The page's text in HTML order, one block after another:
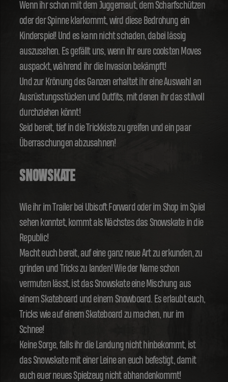
Wenn ihr schon mit dem Juggernaut, dem Scharfschützen
oder der Spinne klarkommt, wird diese Bedrohung ein
Kinderspiel! Und es kann nicht schaden, dabei lässig
auszusehen. Es gefällt uns, wenn ihr eure coolsten Moves
auspackt, während ihr die Invasion bekämpft!
Und zur Krönung des Ganzen erhaltet ihr eine Auswahl an
Ausrüstungsstücken und Outfits, mit denen ihr das stilvoll
durchziehen könnt!
Seid bereit, tief in die Trickkiste zu greifen und ein paar
Überraschungen abzusahnen!
SNOWSKATE
Wie ihr im Trailer bei Ubisoft Forward oder im Shop im Spiel
sehen konntet, kommt als Nächstes das Snowskate in die
Republic!
Macht euch bereit, auf eine ganz neue Art zu erkunden, zu
grinden und Tricks zu landen! Wie der Name schon
vermuten lässt, ist das Snowskate eine Mischung aus
einem Skateboard und einem Snowboard. Es erlaubt euch,
Tricks wie auf einem Skateboard zu machen, nur im
Schnee!
Keine Sorge, falls ihr die Landung nicht hinbekommt, ist
das Snowskate mit einer Leine an euch befestigt, damit
euch euer neues Spielzeug nicht abhandenkommt!